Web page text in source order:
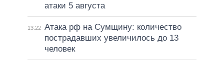
атаки 5 августа
13:22 Атака рф на Сумщину: количество
пострадавших увеличилось до 13
человек